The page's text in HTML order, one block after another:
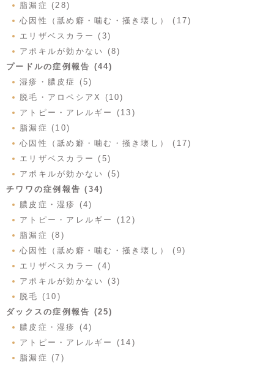
脂漏症 (28)
心因性（舐め癖・噛む・掻き壊し） (17)
エリザベスカラー (3)
アポキルが効かない (8)
プードルの症例報告 (44)
湿疹・膿皮症 (5)
脱毛・アロペシアX (10)
アトピー・アレルギー (13)
脂漏症 (10)
心因性（舐め癖・噛む・掻き壊し） (17)
エリザベスカラー (5)
アポキルが効かない (5)
チワワの症例報告 (34)
膿皮症・湿疹 (4)
アトピー・アレルギー (12)
脂漏症 (8)
心因性（舐め癖・噛む・掻き壊し） (9)
エリザベスカラー (4)
アポキルが効かない (3)
脱毛 (10)
ダックスの症例報告 (25)
膿皮症・湿疹 (4)
アトピー・アレルギー (14)
脂漏症 (7)